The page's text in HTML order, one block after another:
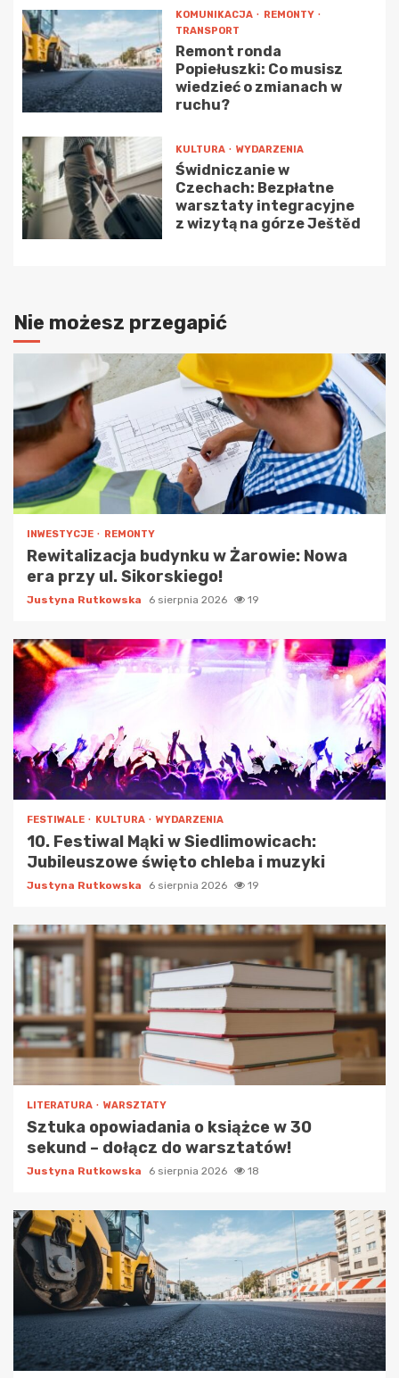
KOMUNIKACJA
REMONTY
TRANSPORT
Remont ronda
Popiełuszki: Co musisz
wiedzieć o zmianach w
ruchu?
KULTURA WYDARZENIA
Świdniczanie w
Czechach: Bezpłatne
warsztaty integracyjne
z wizytą na górze Ještěd
Nie możesz przegapić
INWESTYCJE REMONTY
Rewitalizacja budynku w Żarowie: Nowa
era przy ul. Sikorskiego!
Justyna Rutkowska 6 sierpnia 2026 19
FESTIWALE KULTURA WYDARZENIA
10. Festiwal Mąki w Siedlimowicach:
Jubileuszowe święto chleba i muzyki
Justyna Rutkowska 6 sierpnia 2026 19
LITERATURA WARSZTATY
Sztuka opowiadania o książce w 30
sekund – dołącz do warsztatów!
Justyna Rutkowska 6 sierpnia 2026 18